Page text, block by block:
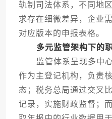
轨制司法体系，不同地
求存在细微差异，企业
对应版本的申报表格。
多元监管架构下的
监管体系呈现多中心
作为主登记机构，负责
态；税务总局通过交叉
记录，实施财政监督；